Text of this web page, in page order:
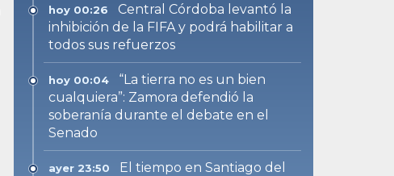
hoy 00:26
Central Córdoba levantó la
inhibición de la FIFA y podrá habilitar a
todos sus refuerzos
hoy 00:04
“La tierra no es un bien
cualquiera”: Zamora defendió la
soberanía durante el debate en el
Senado
ayer 23:50
El tiempo en Santiago del